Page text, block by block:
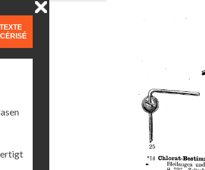
TEXTE